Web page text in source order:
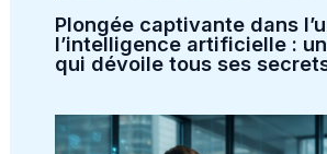
Plongée captivante dans
l’intelligence artificielle :
qui dévoile tous ses